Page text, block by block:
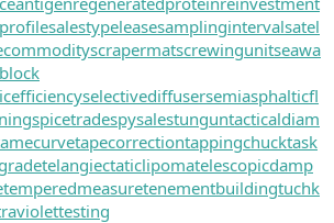
salestypeleasesamplingintervalsatel
scrapermatscrewingunitseawa
selectivediffusersemiasphalticfl
spicetradespysalestunguntacticaldiam
tapecorrectiontappingchucktask
telangiectaticlipomatelescopicdamp
temperedmeasuretenementbuildingtuchk